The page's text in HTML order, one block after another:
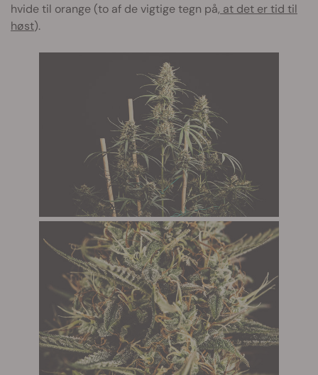
hvide til orange (to af de vigtige tegn på, at det er tid til
høst).